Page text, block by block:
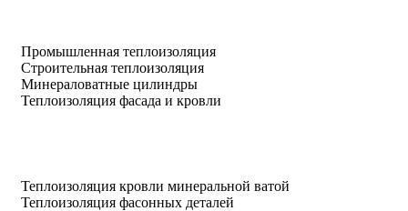
Промышленная теплоизоляция
Строительная теплоизоляция
Минераловатные цилиндры
Теплоизоляция фасада и кровли
Теплоизоляция кровли минеральной ватой
Теплоизоляция фасонных деталей